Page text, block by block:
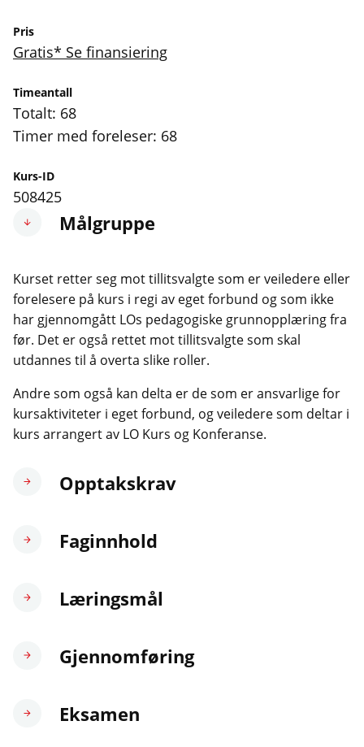
Målgruppe
Kurset retter seg mot tillitsvalgte som er veiledere eller
forelesere på kurs i regi av eget forbund og som ikke
har gjennomgått LOs pedagogiske grunnopplæring fra
før. Det er også rettet mot tillitsvalgte som skal
utdannes til å overta slike roller.
Andre som også kan delta er de som er ansvarlige for
kursaktiviteter i eget forbund, og veiledere som deltar i
kurs arrangert av LO Kurs og Konferanse.
Opptakskrav
Faginnhold
Læringsmål
Gjennomføring
Eksamen
Pris
Gratis* Se finansiering
Timeantall
Totalt: 68
Timer med foreleser: 68
Kurs-ID
508425